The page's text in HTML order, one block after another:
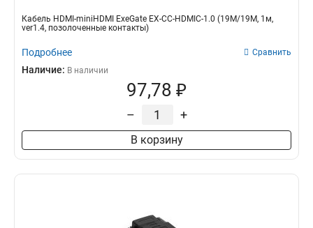
Кабель HDMI-miniHDMI ExeGate EX-CC-HDMIC-1.0 (19M/19M, 1м,
ver1.4, позолоченные контакты)
Подробнее Сравнить
Наличие: В наличии
97,78 ₽
– +
В корзину